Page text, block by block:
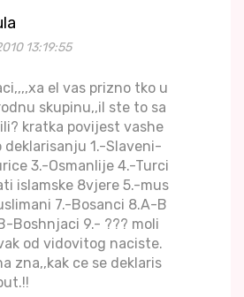
13:19:55
el vas prizno tko u
skupinu,,il ste to sa
kratka povijest vashe
deklarisanju 1.-Slaveni-
3.-Osmanlije 4.-Turci
islamske 8vjere 5.-mus
7.-Bosanci 8.A-B
Boshnjaci 9.- ??? moli
od vidovitog naciste.
zna,,kak ce se deklaris